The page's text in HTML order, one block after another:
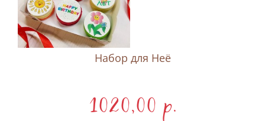
Набор для Неё
1020,00 p.